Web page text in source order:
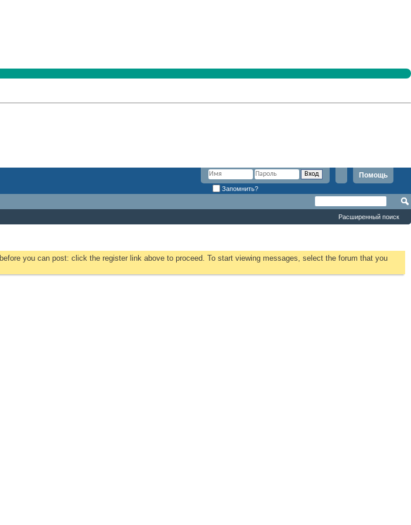
Помощь
Запомнить?
Расширенный поиск
before you can post: click the register link above to proceed. To start viewing messages, select the forum that you